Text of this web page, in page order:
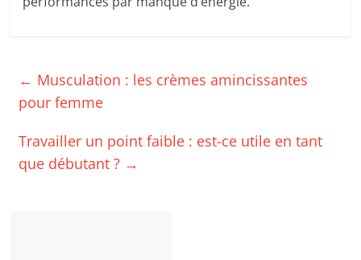
← Musculation : les crèmes amincissantes
pour femme
Travailler un point faible : est-ce utile en tant
que débutant ? →